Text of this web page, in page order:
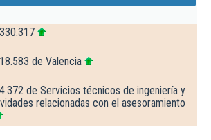
de Valencia
de Servicios técnicos de ingeniería y
relacionadas con el asesoramiento